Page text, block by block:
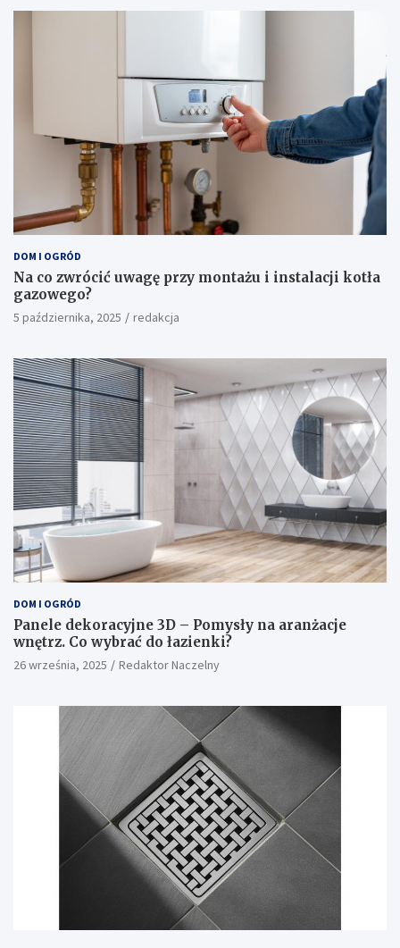
DOM I OGRÓD
Na co zwrócić uwagę przy montażu i instalacji kotła
gazowego?
5 października, 2025 redakcja
DOM I OGRÓD
Panele dekoracyjne 3D – Pomysły na aranżacje
wnętrz. Co wybrać do łazienki?
26 września, 2025 Redaktor Naczelny